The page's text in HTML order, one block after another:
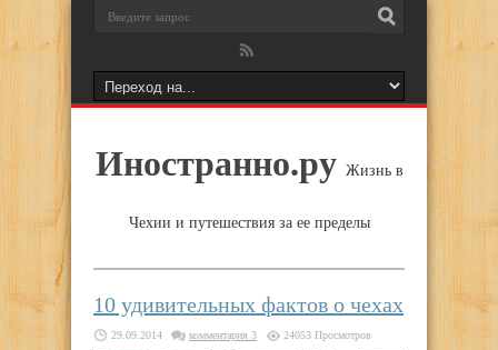
Иностранно.ру Жизнь в
Чехии и путешествия за ее пределы
10 удивительных фактов о чехах
29.09.2014 комментария 3 24053 Просмотров